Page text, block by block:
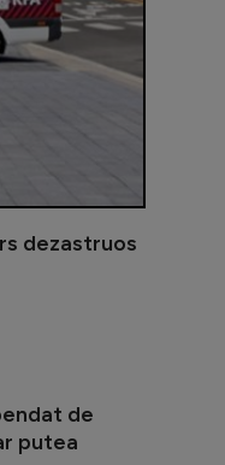
dezastruos
de
putea